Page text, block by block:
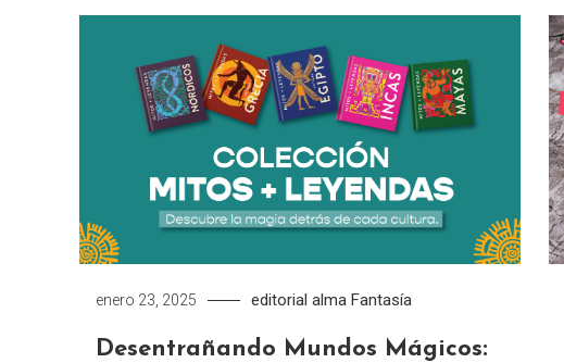
enero 23, 2025 editorial alma Fantasía
Desentrañando Mundos Mágicos: